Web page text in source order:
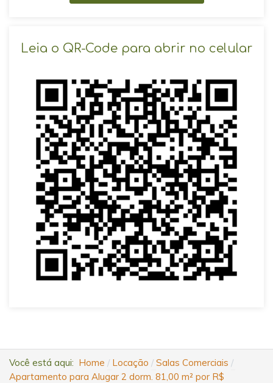
Leia o QR-Code para abrir no celular
Você está aqui: Home Locação
Salas Comerciais
Apartamento para Alugar 2 dorm. 81,00 m² por R$